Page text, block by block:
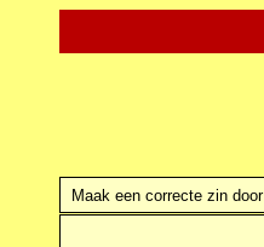
Maak een correcte zin